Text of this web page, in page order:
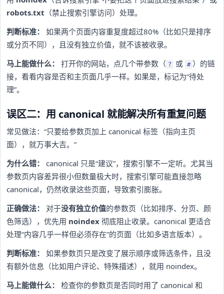
robots.txt （禁止搜索引擎访问）处理。
判断标准：
如果两个页面内容重复度超过80%（比如只是排序
或分页不同），且没有独立价值，就不该被收录。
马上能做什么：
打开你的网站，点几个带参数（ ? 或 # ）的链
接，看看内容是否和主页面几乎一样。如果是，标记为“待处
理”。
误区二：用 canonical 就能解决所有重复问题
常见做法：“只要给参数页加上 canonical 标签（指向主页
面），就万事大吉。”
为什么错：
canonical 只是“建议”，搜索引擎不一定听。尤其当
参数页内容差异很小但数量极大时，搜索引擎可能直接忽略
canonical，仍然收录这些页面，导致索引膨胀。
正确做法：
对于没有独立价值的参数页（比如排序、分页、颜
色筛选），优先用 noindex 彻底阻止收录。canonical 更适合
处理“内容几乎一样但必须存在”的页面（比如多语言版本）。
判断标准：
如果参数页只是改变了展示顺序或筛选条件，且没
有额外信息（比如用户评论、特殊描述），就用 noindex。
马上能做什么：
检查你的参数页是否同时用了 canonical 和